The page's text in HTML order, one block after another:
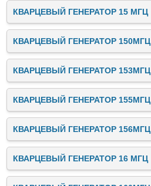
КВАРЦЕВЫЙ ГЕНЕРАТОР 15 МГЦ
КВАРЦЕВЫЙ ГЕНЕРАТОР 150МГЦ
КВАРЦЕВЫЙ ГЕНЕРАТОР 153МГЦ
КВАРЦЕВЫЙ ГЕНЕРАТОР 155МГЦ
КВАРЦЕВЫЙ ГЕНЕРАТОР 156МГЦ
КВАРЦЕВЫЙ ГЕНЕРАТОР 16 МГЦ